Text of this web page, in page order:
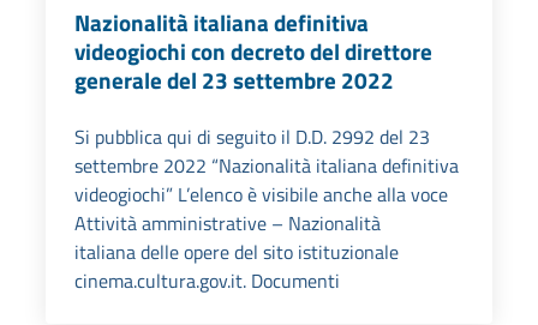
Nazionalità italiana definitiva
videogiochi con decreto del direttore
generale del 23 settembre 2022
Si pubblica qui di seguito il D.D. 2992 del 23
settembre 2022 “Nazionalità italiana definitiva
videogiochi” L’elenco è visibile anche alla voce
Attività amministrative – Nazionalità
italiana delle opere del sito istituzionale
cinema.cultura.gov.it. Documenti